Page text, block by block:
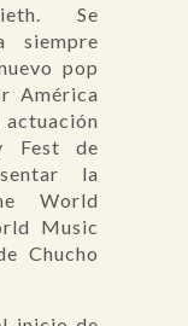
Se
siempre
pop
América
Fest de
la
World
Music
Chucho